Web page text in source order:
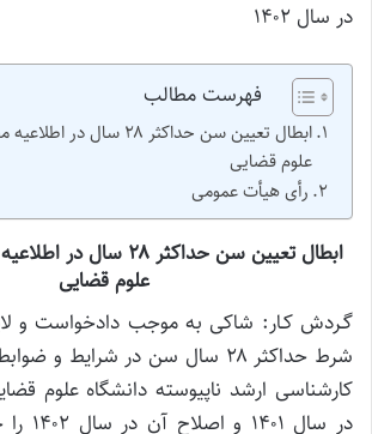
در سال ۱۴۰۲
فهرست مطالب
ابطال تعیین سن حداکثر ۲۸
علوم قضایی
رأی هیأت عمومی
ابطال تعیین سن حداکثر ۲۸
علوم قضایی
گـردش کـار: شاکی به موجب دادخواست و
شرط حداکثر ۲۸ سال سن در شرایط
کارشناسی ارشد ناپیوسته دانشگاه علوم
در